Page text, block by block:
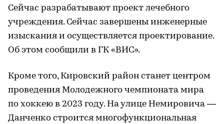
Сейчас разрабатывают проект лечебного
учреждения. Сейчас завершены инженерные
изыскания и осуществляется проектирование.
Об этом сообщили в ГК «ВИС».
Кроме того, Кировский район станет центром
проведения Молодежного чемпионата мира
по хоккею в 2023 году. На улице Немировича —
Данченко строится многофункциональная